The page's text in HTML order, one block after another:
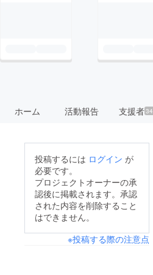
ホーム 活動報告 支援者34
投稿するには ログイン が
必要です。
プロジェクトオーナーの承
認後に掲載されます。承認
された内容を削除すること
はできません。
※投稿する際の注意点